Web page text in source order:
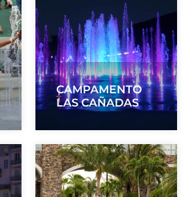
CAMPAMENTO
LAS CAÑADAS